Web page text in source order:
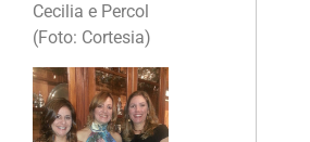
Cecilia e Percol
(Foto: Cortesia)